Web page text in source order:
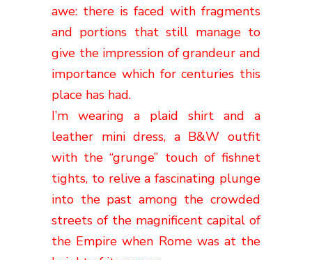
awe: there is faced with fragments
and portions that still manage to
give the impression of grandeur and
importance which for centuries this
place has had.
I’m wearing a plaid shirt and a
leather mini dress, a B&W outfit
with the “grunge” touch of fishnet
tights, to relive a fascinating plunge
into the past among the crowded
streets of the magnificent capital of
the Empire when Rome was at the